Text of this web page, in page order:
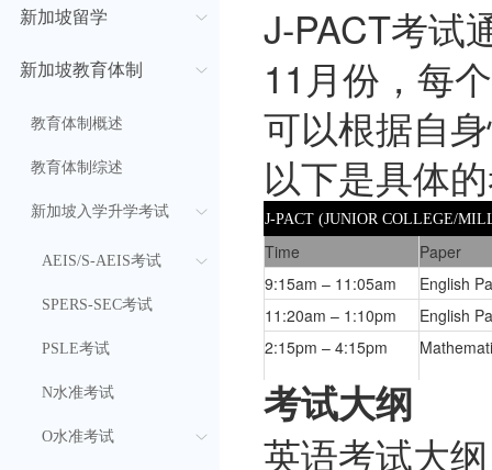
新加坡留学
新加坡教育体制
教育体制概述
教育体制综述
新加坡入学升学考试
AEIS/S-AEIS考试
SPERS-SEC考试
PSLE考试
N水准考试
O水准考试
J-PACT考试
11月份，每
可以根据自
以下是具体
J-PACT (JUNIOR COLLEGE/
Time
Paper
9:15am – 11:05am
English
11:20am – 1:10pm
English
2:15pm – 4:15pm
考试大纲
英语考试大纲